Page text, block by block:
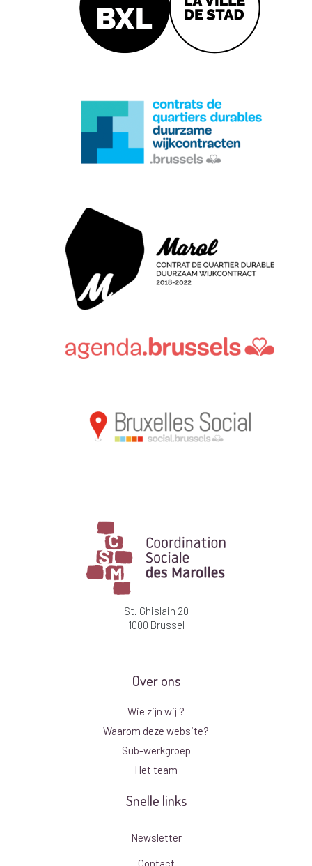
St. Ghislain 20
1000 Brussel
Over ons
Wie zijn wij ?
Waarom deze website?
Sub-werkgroep
Het team
Snelle links
Newsletter
Contact